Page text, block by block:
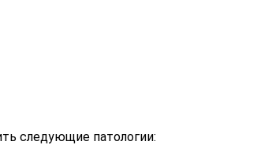
следующие патологии: